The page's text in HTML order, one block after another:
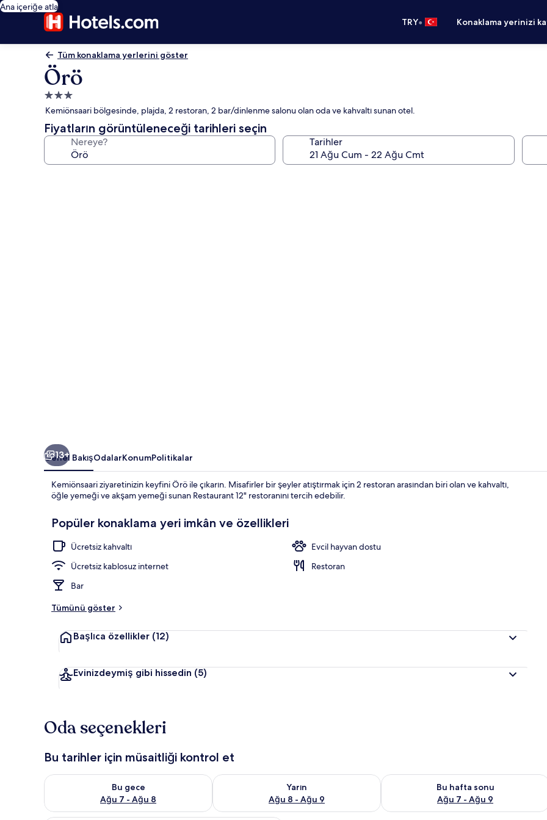
Ana içeriğe atla
TRY• Konaklama yerinizi
Tüm konaklama yerlerini göster
Örö
3.0
yıldızlı
konaklama
yeri
Kemiönsaari bölgesinde, plajda, 2 restoran, 2 bar/dinlenme salonu olan oda ve kahvaltı sunan otel.
Fiyatların görüntüleneceği tarihleri seçin
Nereye? Tarihler
13+
Genel BakışOdalarKonumPolitikalar
Kemiönsaari ziyaretinizin keyfini Örö ile çıkarın. Misafirler bir şeyler atıştırmak için 2 restoran arasından biri olan ve kahvaltı,
öğle yemeği ve akşam yemeği sunan Restaurant 12" restoranını tercih edebilir.
Popüler konaklama yeri imkân ve özellikleri
Ücretsiz kahvaltı
Evcil hayvan dostu
Ücretsiz kablosuz internet
Restoran
Bar
Tümünü göster
Başlıca özellikler (12)
Evinizdeymiş gibi hissedin (5)
Oda seçenekleri
Bu tarihler için müsaitliği kontrol et
Bu gece
Ağu 7 - Ağu 8
Bu gece için müsaitliği kontrol et Ağu 7 - Ağu 8
Yarın
Ağu 8 - Ağu 9
Yarın için müsaitliği kontrol et Ağu 8 - Ağu 9
Bu hafta sonu
Ağu 7 - Ağu 9
Bu hafta sonu için müsaitliği kontrol